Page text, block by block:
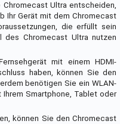
Ultra entscheiden,
Ihr Gerät mit dem Chromecast
die erfüllt sein
Chromecast Ultra nutzen
mit einem HDMI-
haben, können Sie den
benötigen Sie ein WLAN-
Smartphone, Tablet oder
können Sie den Chromecast